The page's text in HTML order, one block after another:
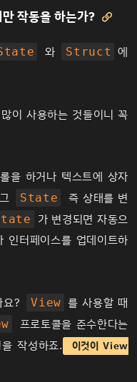
작동을 하는가? 
와 Struct 에
이 사용하는 것들이니 꼭
을 하거나 텍스트에 상자
State
즉 상태를 변
가 변경되면 자동으
인터페이스를 업데이트하
? View 를 사용할 때
프로토콜을 준수한다는
작성하죠.
이것이 View